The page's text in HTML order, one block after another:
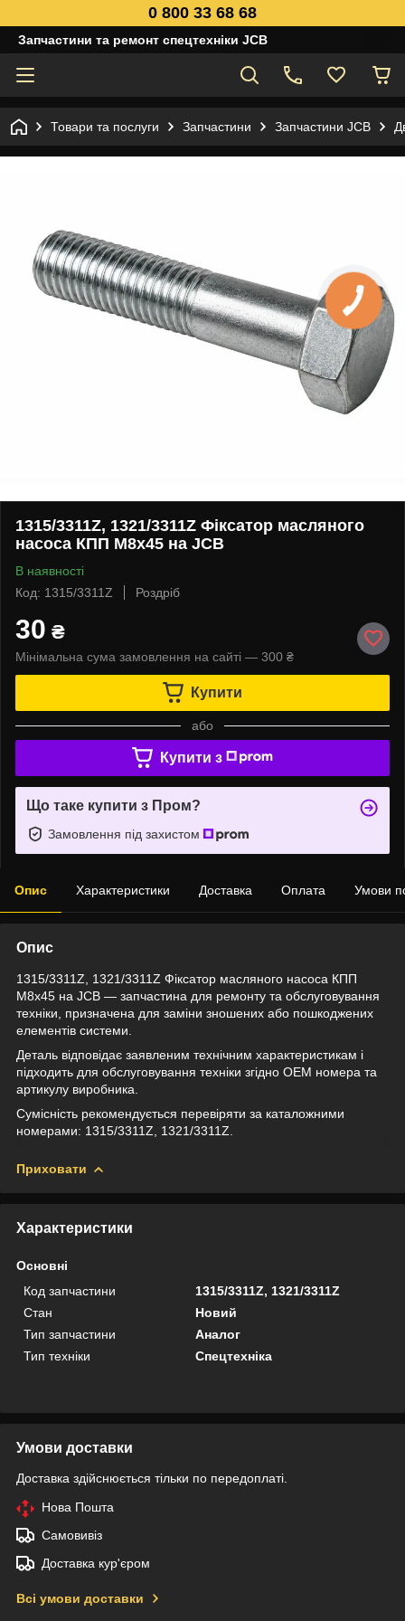
0 800 33 68 68
Запчастини та ремонт спецтехніки JCB
Товари та послуги Запчастини Запчастини JCB
1315/3311Z, 1321/3311Z Фіксатор масляного
насоса КПП M8x45 на JCB
В наявності
Код: 1315/3311Z
Роздріб
30 ₴
Мінімальна сума замовлення на сайті — 300 ₴
Купити
або
Купити з
Що таке купити з Пром?
Замовлення під захистом
Опис Характеристики Доставка Оплата Умови
Опис
1315/3311Z, 1321/3311Z Фіксатор масляного насоса КПП
M8x45 на JCB — запчастина для ремонту та обслуговування
техніки, призначена для заміни зношених або пошкоджених
елементів системи.
Деталь відповідає заявленим технічним характеристикам і
підходить для обслуговування техніки згідно OEM номера та
артикулу виробника.
Сумісність рекомендується перевіряти за каталожними
номерами: 1315/3311Z, 1321/3311Z.
Приховати
Характеристики
Основні
Код запчастини
1315/3311Z, 1321/3311Z
Стан
Новий
Тип запчастини
Аналог
Тип техніки
Спецтехніка
Умови доставки
Доставка здійснюється тільки по передоплаті.
Нова Пошта
Самовивіз
Доставка кур'єром
Всі умови доставки